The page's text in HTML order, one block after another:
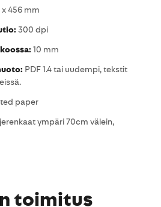
x 456 mm
300 dpi
10 mm
PDF 1.4 tai uudempi, tekstit
paper
ympäri 70cm välein,
toimitus